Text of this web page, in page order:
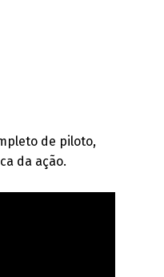
de piloto,
da ação.